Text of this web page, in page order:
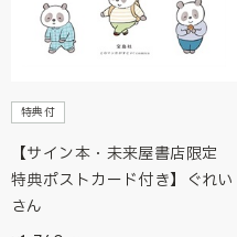
特典付
【サイン本・未来屋書店限定
特典ポストカード付き】ぐれい
さん